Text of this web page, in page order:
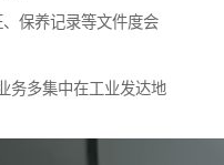
保养记录等文件度会
务多集中在工业发达地